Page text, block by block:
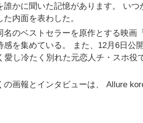
誰かに聞いた記憶があります。 い
内面を表わした。
名のベストセラーを原作とする映画
を集めている。 また、12月6日公
愛し冷たく別れた元恋人チ・スホ
画報とインタビューは、 Allure